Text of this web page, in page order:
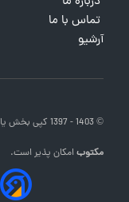
تماس با ما
آرشیو
© 1403 - 1397 کپی بخش یا کل هر کدام از مطالب
مکتوبامکان پذیر است.